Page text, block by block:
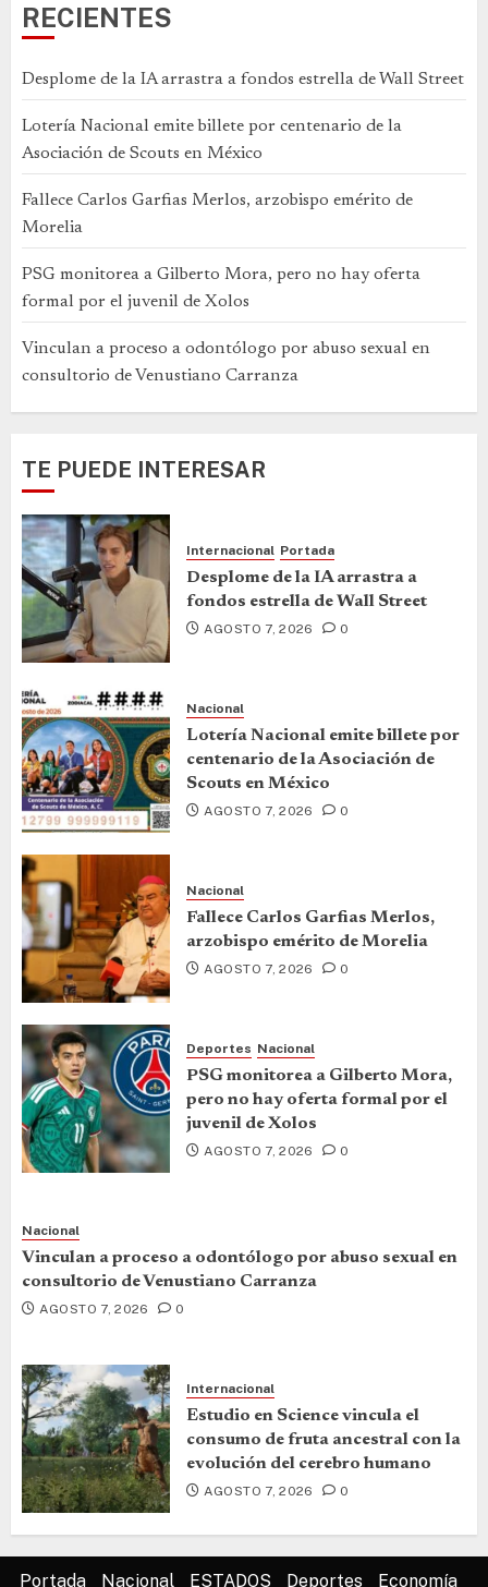
RECIENTES
Desplome de la IA arrastra a fondos estrella de Wall Street
Lotería Nacional emite billete por centenario de la
Asociación de Scouts en México
Fallece Carlos Garfias Merlos, arzobispo emérito de
Morelia
PSG monitorea a Gilberto Mora, pero no hay oferta
formal por el juvenil de Xolos
Vinculan a proceso a odontólogo por abuso sexual en
consultorio de Venustiano Carranza
TE PUEDE INTERESAR
Internacional Portada
Desplome de la IA arrastra a
fondos estrella de Wall Street
AGOSTO 7, 2026 0
Nacional
Lotería Nacional emite billete por
centenario de la Asociación de
Scouts en México
AGOSTO 7, 2026 0
Nacional
Fallece Carlos Garfias Merlos,
arzobispo emérito de Morelia
AGOSTO 7, 2026 0
Deportes Nacional
PSG monitorea a Gilberto Mora,
pero no hay oferta formal por el
juvenil de Xolos
AGOSTO 7, 2026 0
Nacional
Vinculan a proceso a odontólogo por abuso sexual en
consultorio de Venustiano Carranza
AGOSTO 7, 2026 0
Internacional
Estudio en Science vincula el
consumo de fruta ancestral con la
evolución del cerebro humano
AGOSTO 7, 2026 0
Portada Nacional ESTADOS Deportes Economía